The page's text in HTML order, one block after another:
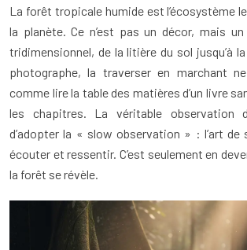
La forêt tropicale humide est l’écosystème
la planète. Ce n’est pas un décor, mais
tridimensionnel, de la litière du sol jusqu’à
photographe, la traverser en marchant
comme lire la table des matières d’un livre
les chapitres. La véritable observation
d’adopter la « slow observation » : l’art de
écouter et ressentir. C’est seulement en
la forêt se révèle.